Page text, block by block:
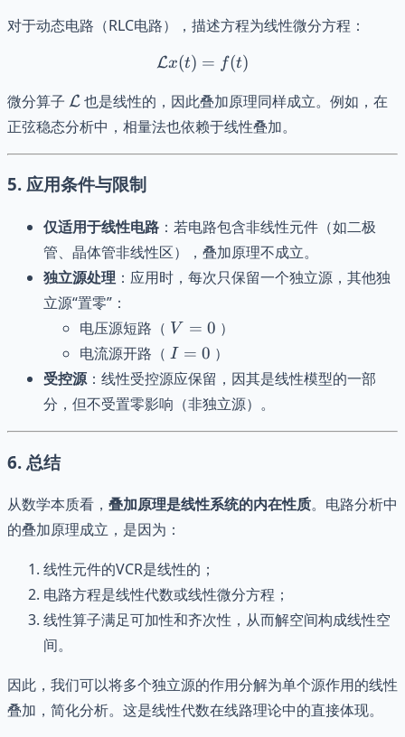
对于动态电路（RLC电路），描述方程为线性微分方程：
\mathcal{L} x(t) = f(t)
Lx(t) = f(t)
微分算子 \mathcal{L}
L 也是线性的，因此叠加原理同样成立。例如，在
正弦稳态分析中，相量法也依赖于线性叠加。
5. 应用条件与限制
仅适用于线性电路 ：若电路包含非线性元件（如二极
管、晶体管非线性区），叠加原理不成立。
独立源处理 ：应用时，每次只保留一个独立源，其他独
立源“置零”：
电压源短路（ V=0
V = 0 ）
电流源开路（ I=0
I = 0 ）
受控源：线性受控源应保留，因其是线性模型的一部
分，但不受置零影响（非独立源）。
6. 总结
从数学本质看， 叠加原理是线性系统的内在性质。电路分析中
的叠加原理成立，是因为：
线性元件的VCR是线性的；
电路方程是线性代数或线性微分方程；
线性算子满足可加性和齐次性，从而解空间构成线性空
间。
因此，我们可以将多个独立源的作用分解为单个源作用的线性
叠加，简化分析。这是线性代数在线路理论中的直接体现。